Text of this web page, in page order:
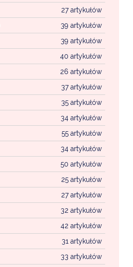
27 artykułów
39 artykułów
39 artykułów
40 artykułów
26 artykułów
37 artykułów
35 artykułów
34 artykułów
55 artykułów
34 artykułów
50 artykułów
25 artykułów
27 artykułów
32 artykułów
42 artykułów
31 artykułów
33 artykułów